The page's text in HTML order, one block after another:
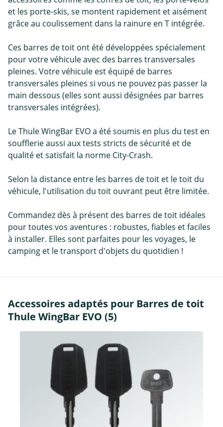
et les porte-skis, se montent rapidement et aisément
grâce au coulissement dans la rainure en T intégrée.
Ces barres de toit ont été développées spécialement
pour votre véhicule avec des barres transversales
pleines. Votre véhicule est équipé de barres
transversales pleines si vous ne pouvez pas passer la
main dessous (elles sont aussi désignées par barres
transversales intégrées).
Le Thule WingBar EVO a été soumis en plus du test en
soufflerie aussi aux tests stricts de sécurité et de
qualité et satisfait la norme City-Crash.
Selon la distance entre les barres de toit et le toit du
véhicule, l'utilisation du toit ouvrant peut être limitée.
Commandez dès à présent des barres de toit idéales
pour toutes vos aventures : robustes, fiables et faciles
à installer. Elles sont parfaites pour les voyages, le
camping et le transport d'objets du quotidien !
Accessoires adaptés pour Barres de toit
Thule WingBar EVO (5)